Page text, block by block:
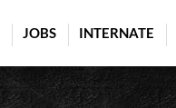
JOBS INTERNATE